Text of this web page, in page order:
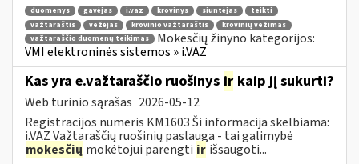
duomenys gavėjas i.vaz krovinys siuntėjas
teikti
važtaraštis
vežėjas krovinio važtaraštis
krovinių vežimas
važtaraščio duomenų teikimas
Mokesčių žinyno kategorijos:
VMI elektroninės sistemos » i.VAZ
Kas yra e.važtaraščio ruošinys ir kaip jį sukurti?
Web turinio sąrašas 2026-05-12
Registracijos numeris KM1603 Ši informacija skelbiama:
i.VAZ Važtaraščių ruošinių paslauga - tai galimybė
mokesčių mokėtojui parengti ir išsaugoti...